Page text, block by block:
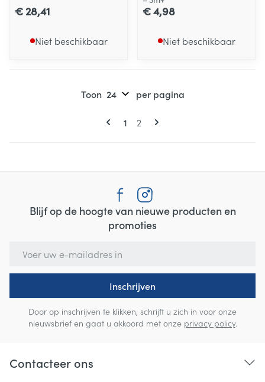
€ 28,41
Niet beschikbaar
€ 4,98
Niet beschikbaar
Pagina's
U lees momenteel pagina
1 Pagina
2
Toon per pagina
Blijf op de hoogte van nieuwe producten en
promoties
Inschrijven
Door op inschrijven te klikken, schrijft u zich in voor onze
nieuwsbrief en gaat u akkoord met onze privacy policy.
Contacteer ons